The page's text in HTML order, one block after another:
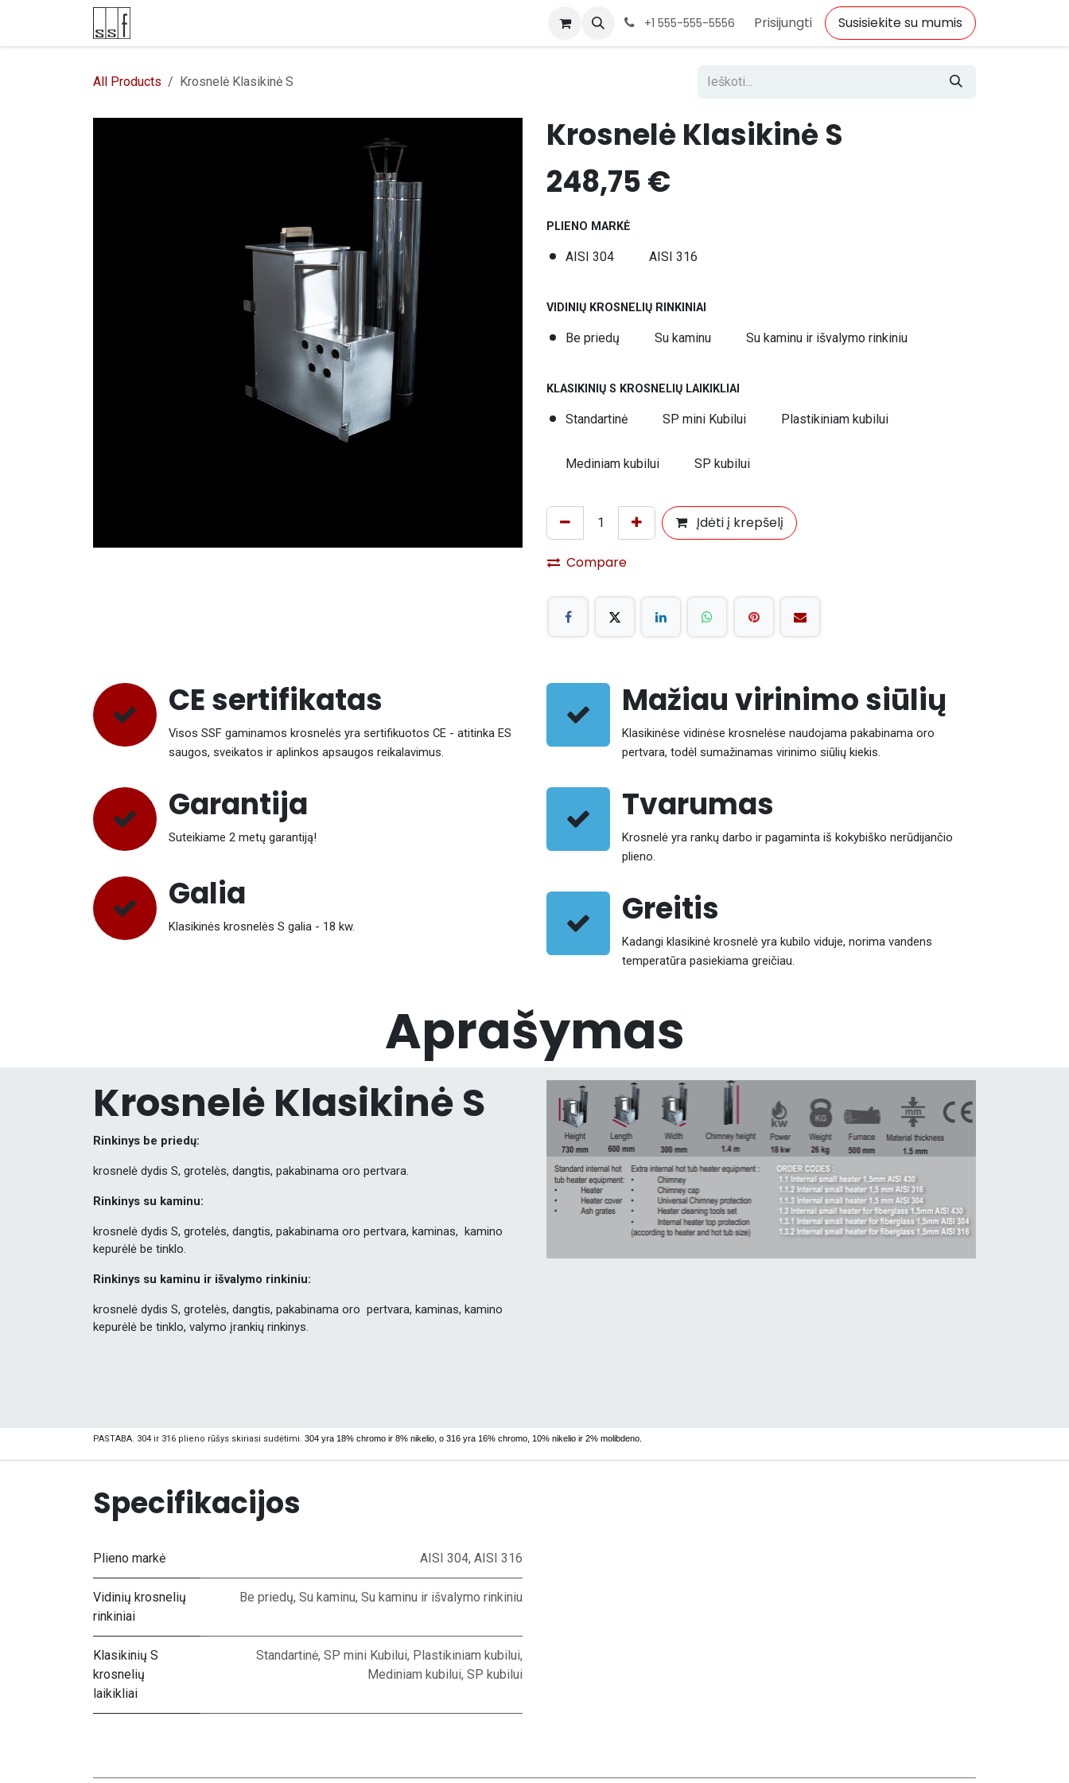
Skip to Content
+1 555-555-5556 Prisijungti Susisiekite su mumis
All Products Krosnelė Klasikinė S
Krosnelė Klasikinė S
248,75€
PLIENO MARKĖ
AISI 304 AISI 316
VIDINIŲ KROSNELIŲ RINKINIAI
Be priedų Su kaminu Su kaminu ir išvalymo rinkiniu
KLASIKINIŲ S KROSNELIŲ LAIKIKLIAI
Standartinė SP mini Kubilui Plastikiniam kubilui
Mediniam kubilui SP kubilui
Įdėti į krepšelį
Compare
CE sertifikatas
Visos SSF gaminamos krosnelės yra sertifikuotos CE - atitinka ES
saugos, sveikatos ir aplinkos apsaugos reikalavimus.
Garantija
Suteikiame 2 metų garantiją!
Galia
Klasikinės krosnelės S galia - 18 kw.
Mažiau virinimo siūlių
Klasikinėse vidinėse krosnelėse naudojama pakabinama oro
pertvara, todėl sumažinamas virinimo siūlių kiekis.
Tvarumas
Krosnelė yra rankų darbo ir pagaminta iš kokybiško nerūdijančio
plieno.
Greitis
Kadangi klasikinė krosnelė yra kubilo viduje, norima vandens
temperatūra pasiekiama greičiau.
Aprašymas
Krosnelė Klasikinė S
Rinkinys be priedų:
krosnelė dydis S, grotelės, dangtis, pakabinama oro pertvara.
Rinkinys su kaminu:
krosnelė dydis S, grotelės, dangtis, pakabinama oro pertvara, kaminas, kamino
kepurėlė be tinklo.
Rinkinys su kaminu ir išvalymo rinkiniu:
krosnelė dydis S, grotelės, dangtis, pakabinama oro pertvara, kaminas, kamino
kepurėlė be tinklo, valymo įrankių rinkinys.
PASTABA. 304 ir 316 plieno rūšys skiriasi sudėtimi. 304 yra 18% chromo ir 8% nikelio, o 316 yra 16% chromo, 10% nikelio ir 2% molibdeno.
Specifikacijos
Plieno markė AISI 304, AISI 316
Vidinių krosnelių
rinkiniai
Be priedų, Su kaminu, Su kaminu ir išvalymo rinkiniu
Klasikinių S
krosnelių
laikikliai
Standartinė, SP mini Kubilui, Plastikiniam kubilui,
Mediniam kubilui, SP kubilui